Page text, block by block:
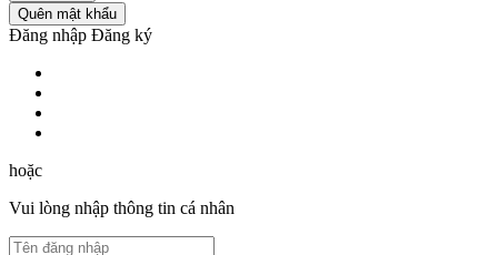
Quên mật khẩu
Đăng nhập Đăng ký
hoặc
Vui lòng nhập thông tin cá nhân